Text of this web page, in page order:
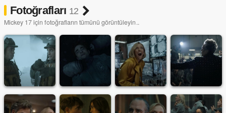
Fotoğrafları 12
Mickey 17 için fotoğrafların tümünü görüntüleyin..